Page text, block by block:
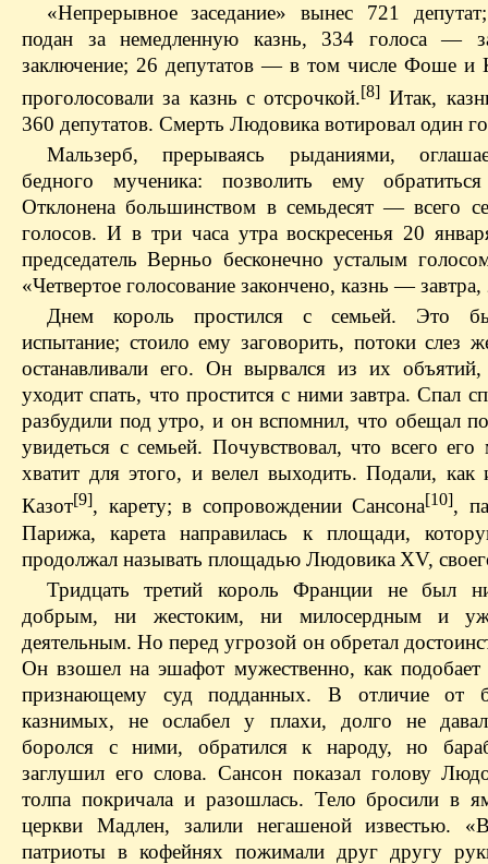
«Непрерывное заседание» вынес 721
подан за немедленную казнь, 334 голоса —
заключение; 26 депутатов — в том числе Фоше
проголосовали за казнь с отсрочкой.[8] Итак,
360 депутатов. Смерть Людовика вотировал один
Мальзерб, прерываясь рыданиями,
бедного мученика: позволить ему
Отклонена большинством в семьдесят — всего
голосов. И в три часа утра воскресенья 20
председатель Верньо бесконечно усталым
«Четвертое голосование закончено, казнь —
Днем король простился с семьей. Это
испытание; стоило ему заговорить, потоки слез
останавливали его. Он вырвался из их объятий,
уходит спать, что простится с ними завтра. Спал
разбудили под утро, и он вспомнил, что обещал
увидеться с семьей. Почувствовал, что всего его
хватит для этого, и велел выходить. Подали, как
Казот[9], карету; в сопровождении Сансона[10],
Парижа, карета направилась к площади,
продолжал называть площадью Людовика XV,
Тридцать третий король Франции не был
добрым, ни жестоким, ни милосердным и
деятельным. Но перед угрозой он обретал
Он взошел на эшафот мужественно, как подобает
признающему суд подданных. В отличие от
казнимых, не ослабел у плахи, долго не
боролся с ними, обратился к народу, но
заглушил его слова. Сансон показал голову
толпа покричала и разошлась. Тело бросили в
церкви Мадлен, залили негашеной известью.
патриоты в кофейнях пожимали друг другу